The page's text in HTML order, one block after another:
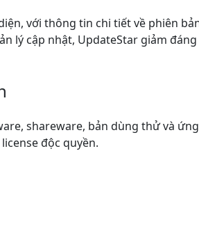
với thông tin chi tiết về phiên
lý cập nhật, UpdateStar giảm
shareware, bản dùng thử và
độc quyền.